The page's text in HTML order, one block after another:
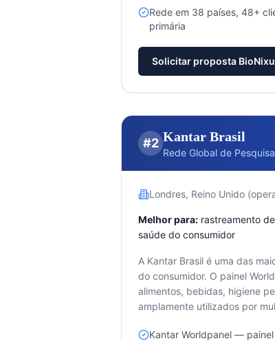
Rede em 38 países, 48+
primária
Solicitar proposta
#2 Kantar Brasil
Rede Global de
Londres, Reino Unido
Melhor para: rastreamento
saúde do consumidor
A Kantar Brasil é uma das
do consumidor. O painel
alimentos, bebidas, higiene
amplamente utilizados por
Kantar Worldpanel —